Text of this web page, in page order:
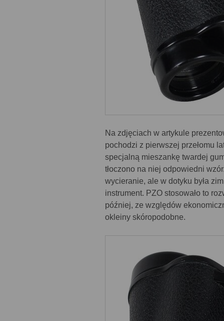
Na zdjęciach w artykule
pochodzi z pierwszej przełomu
specjalną mieszankę twardej
tłoczono na niej odpowiedni
wycieranie, ale w dotyku była
instrument. PZO stosowało to
później, ze względów
okleiny skóropodobne.